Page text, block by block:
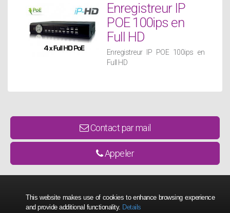
Enregistreur IP
POE 100ips en
Full HD
Enregistreur IP POE 100ips en
Full HD
Contact par mail
Appeler
This website makes use of cookies to enhance browsing experience
and provide additional functionality. Details